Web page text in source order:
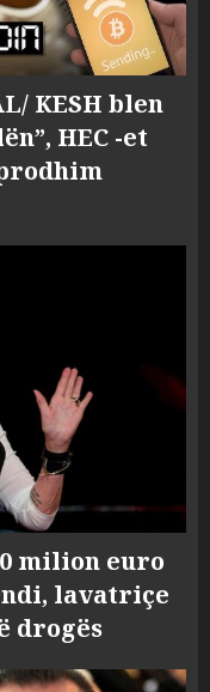
KESH blen
HEC -et
milion euro
lavatriçe
drogës